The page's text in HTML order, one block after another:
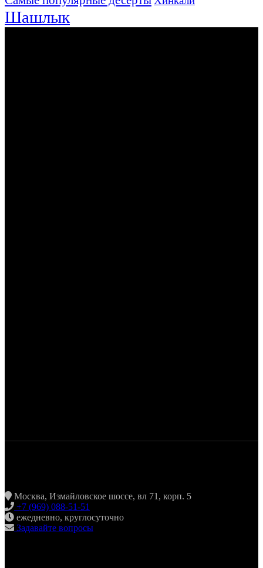
Шашлык
Москва, Измайловское шоссе, вл 71, корп. 5
+7 (969) 088-51-51
ежедневно, круглосуточно
Задавайте вопросы